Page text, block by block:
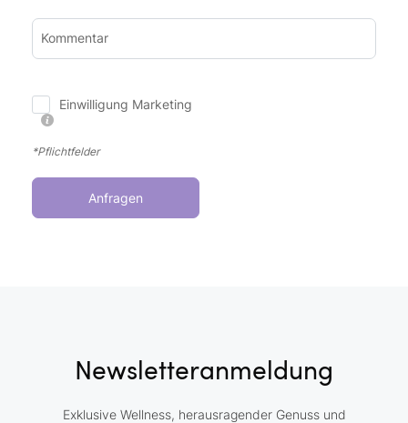
Kommentar
Einwilligung Marketing
*Pflichtfelder
Anfragen
Newsletteranmeldung
Exklusive Wellness, herausragender Genuss und